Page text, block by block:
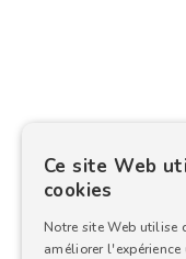
Ce site Web
cookies
Notre site Web utilise
améliorer